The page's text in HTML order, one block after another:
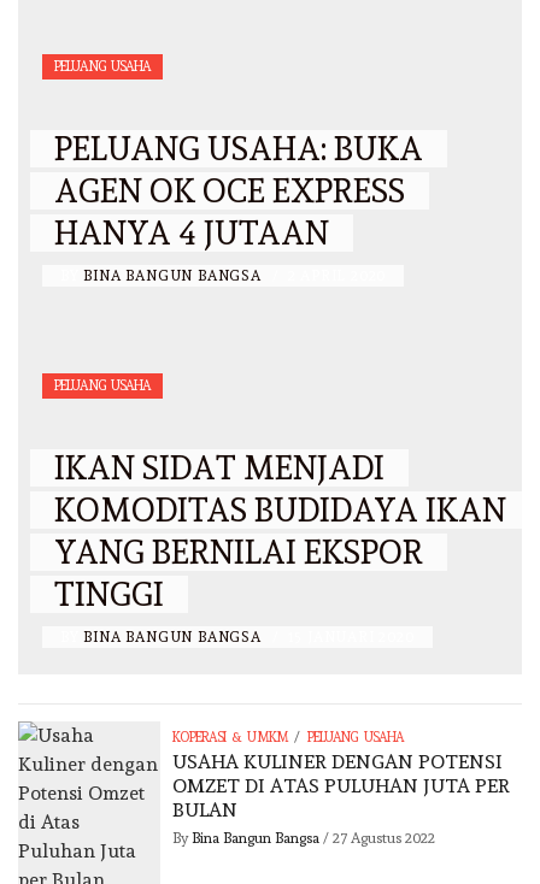
PELUANG USAHA
PELUANG USAHA: BUKA
AGEN OK OCE EXPRESS
HANYA 4 JUTAAN
BINA BANGUN BANGSA
PELUANG USAHA
IKAN SIDAT MENJADI
KOMODITAS BUDIDAYA IKAN
YANG BERNILAI EKSPOR
TINGGI
BINA BANGUN BANGSA
KOPERASI & UMKM / PELUANG USAHA
USAHA KULINER DENGAN POTENSI
OMZET DI ATAS PULUHAN JUTA PER
BULAN
By Bina Bangun Bangsa / 27 Agustus 2022